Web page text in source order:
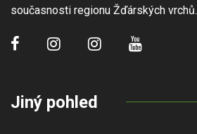
současnosti regionu Žďárských vrchů.
Jiný pohled